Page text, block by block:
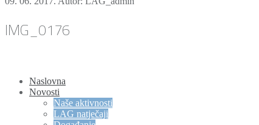
IMG_0176
Naslovna
Novosti
Naše aktivnosti
LAG natječaji